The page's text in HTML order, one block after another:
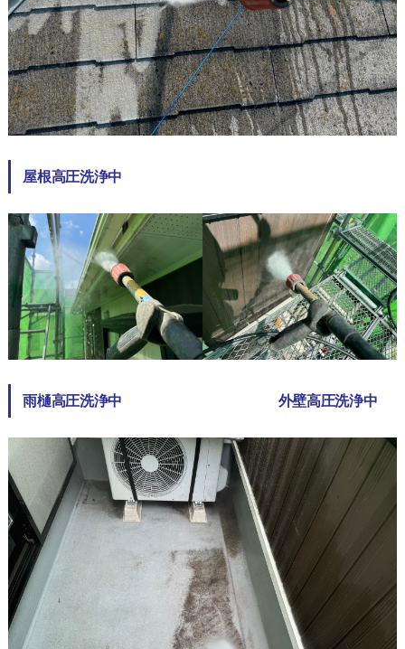
屋根高圧洗浄中
雨樋高圧洗浄中 外壁高圧洗浄中